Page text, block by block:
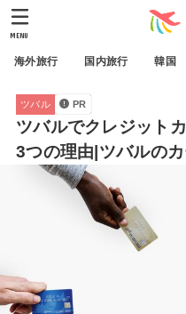
海外旅行 国内旅行 韓国
MENU
ツバル PR
ツバルでクレジット
3つの理由|ツバルの